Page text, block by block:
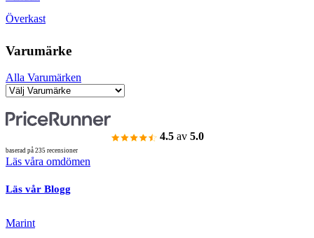
Överkast
Varumärke
Alla Varumärken
4.5 av 5.0
baserad på 235 recensioner
Läs våra omdömen
Läs vår Blogg
Marint